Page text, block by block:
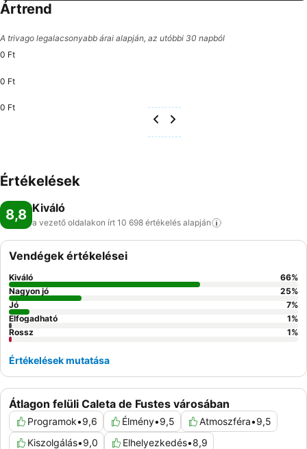
Ártrend
A trivago legalacsonyabb árai alapján, az utóbbi 30 napból
0 Ft
0 Ft
0 Ft
Értékelések
8,8 Kiváló
a vezető oldalakon írt 10 698 értékelés alapján
Átlagon felüli Caleta de Fustes városában
Programok•9,6 Élmény•9,5 Atmoszféra•9,5
Kiszolgálás•9,0 Elhelyezkedés•8,9
Vendégek értékelései
Kiváló 66%
Nagyon jó
25%
Jó
7%
Elfogadható
1%
Rossz
1%
Értékelések mutatása